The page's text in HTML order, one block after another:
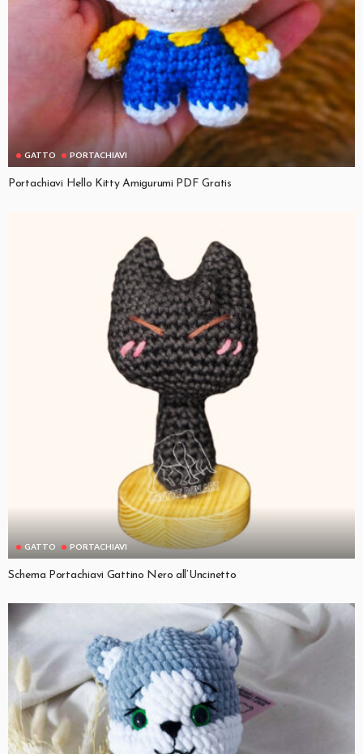
GATTO PORTACHIAVI
Portachiavi Hello Kitty Amigurumi PDF Gratis
GATTO PORTACHIAVI
Schema Portachiavi Gattino Nero all’Uncinetto